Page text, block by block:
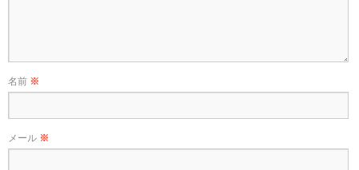
名前 ※
メール ※